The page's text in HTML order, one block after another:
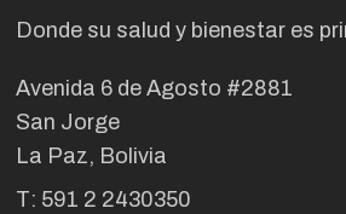
Donde su salud y bienestar es
Avenida 6 de Agosto #2881
San Jorge
La Paz, Bolivia
T: 591 2 2430350